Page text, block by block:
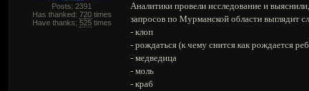
Posts: 2391
Has thanked: 720times
Have thanks: 525times
Аналитики провели исследование и
запросов по Мурманской области выглядит
- клоп
- рождаться (к чему снится как рождается
- медведица
- моль
- краб